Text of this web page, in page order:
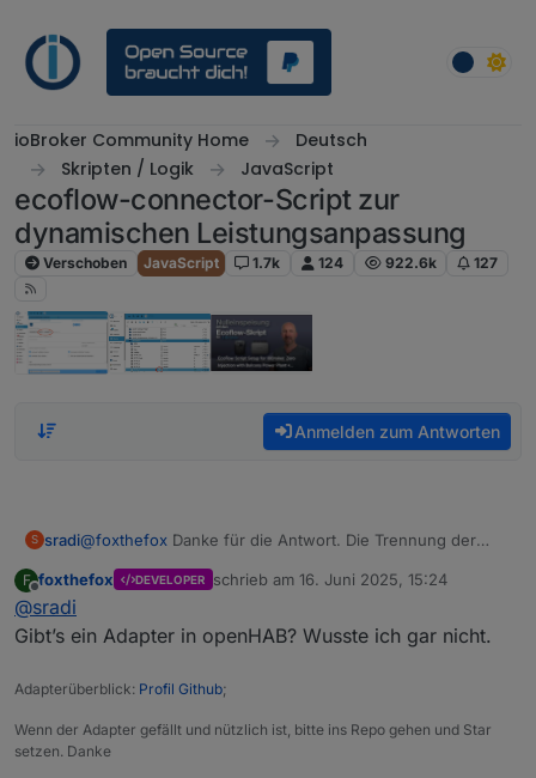
ioBroker Community Home
Deutsch
Skripten / Logik
JavaScript
ecoflow-connector-Script zur
dynamischen Leistungsanpassung
Verschoben JavaScript 1.7k 124 922.6k 127
Anmelden zum Antworten
S sradi@foxthefox Danke für die Antwort. Die Trennung der
sinnvoll.
Da ich allerdings iobroker nur wg.@Waly_de's Skript
laufen habe, steige ich stattdessen lieber tiefer in eine
F
Offline
foxthefox DEVELOPER schrieb am 16. Juni 2025, 15:24
zuletzt editiert von
@sradi
Gibt’s ein Adapter in openHAB? Wusste ich gar nicht.
Adapterüberblick: Profil Github;
Wenn der Adapter gefällt und nützlich ist, bitte ins Repo gehen und Star
setzen. Danke